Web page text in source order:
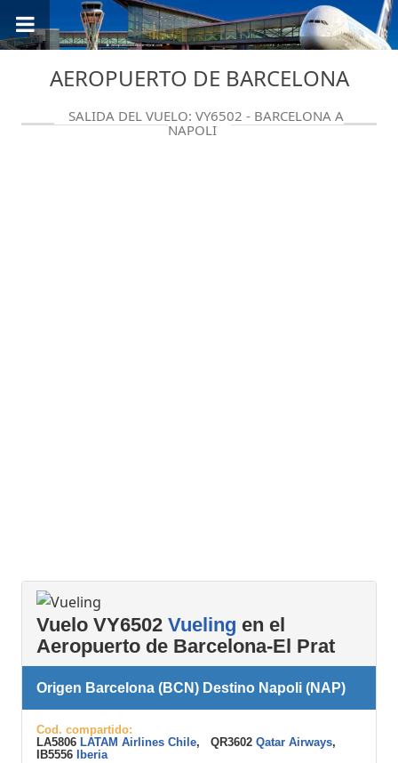
AEROPUERTO DE BARCELONA
SALIDA DEL VUELO: VY6502 - BARCELONA A
NAPOLI
Vuelo VY6502 Vueling en el
Aeropuerto de Barcelona-El Prat
Origen Barcelona (BCN) Destino Napoli (NAP)
Cod. compartido:
LA5806 LATAM Airlines Chile, QR3602 Qatar Airways,
IB5556
Iberia